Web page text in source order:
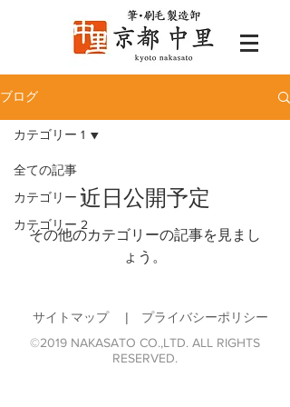
ブログ
全ての記事
カテゴリー 1
カテゴリー 2
カテゴリー 1
近日公開予定
その他のカテゴリーの記事を見まし
ょう。
​サイトマップ| プライバシーポリシー
©2019 NAKASATO CO.,LTD. ALL RIGHTS
RESERVED.